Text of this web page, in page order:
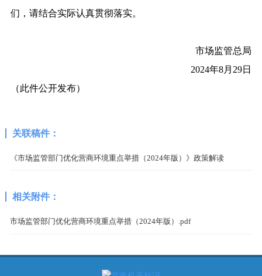
们，请结合实际认真贯彻落实。
市场监管总局
2024年8月29日
（此件公开发布）
关联稿件：
《市场监管部门优化营商环境重点举措（2024年版）》政策解读
相关附件：
市场监管部门优化营商环境重点举措（2024年版）.pdf